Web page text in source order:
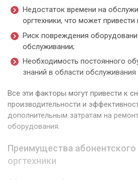
Недостаток времени на
оргтехники, что может
Риск повреждения
обслуживании;
Необходимость постоянного
знаний в области обслуживания
Все эти факторы могут привести к
производительности и
дополнительным затратам на
оборудования.
Преимущества
оргтехники